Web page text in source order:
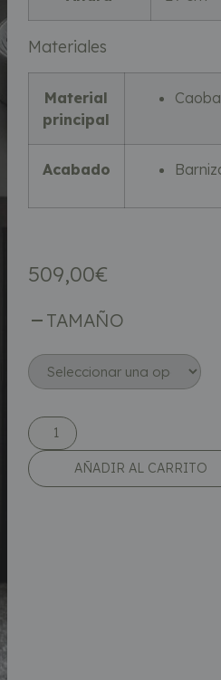
Materiales
Material
principal
Caoba
Acabado
509,00€
TAMAÑO
AÑADIR AL CARRITO